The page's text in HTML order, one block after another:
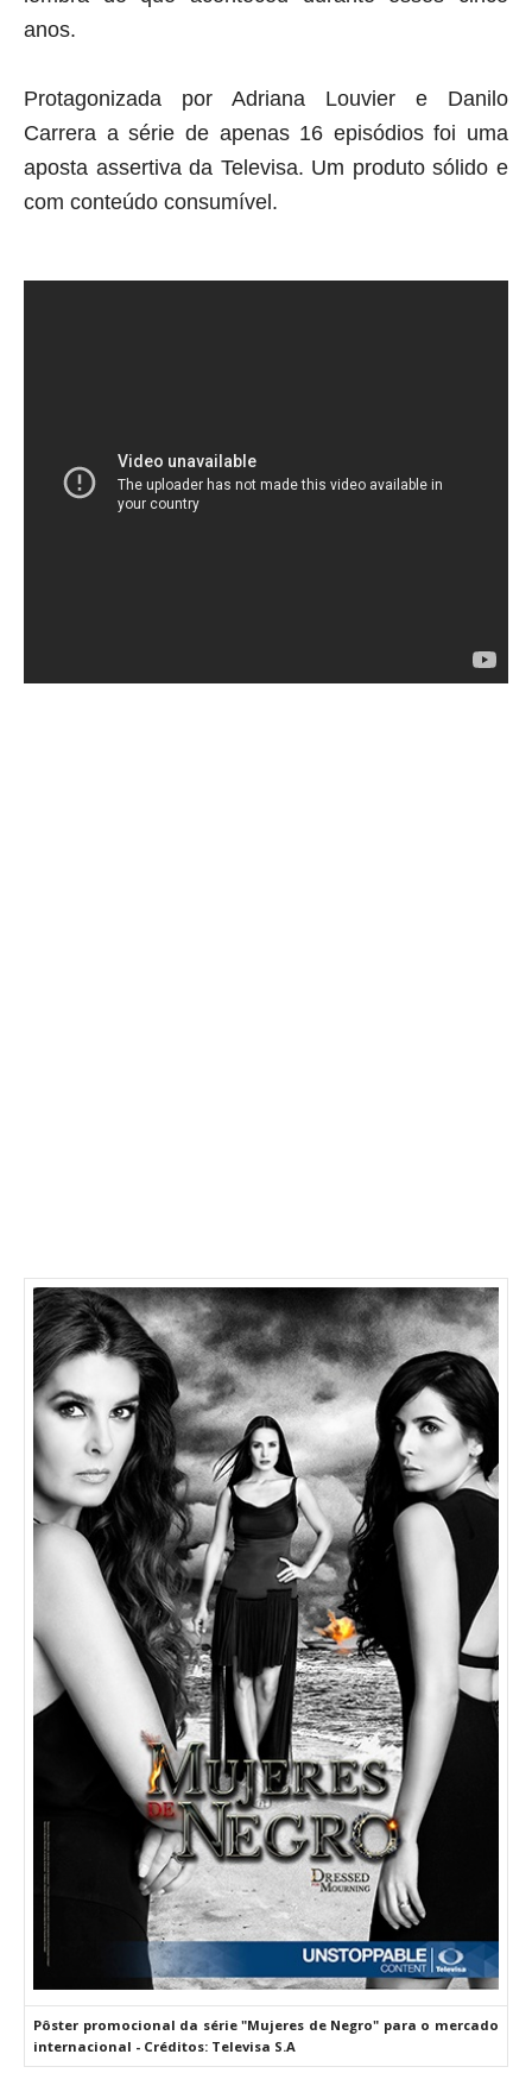
anos.
Protagonizada por Adriana Louvier e Danilo
Carrera a série de apenas 16 episódios foi uma
aposta assertiva da Televisa. Um produto sólido e
com conteúdo consumível.
Pôster promocional da série "Mujeres de Negro" para o mercado
internacional - Créditos: Televisa S.A